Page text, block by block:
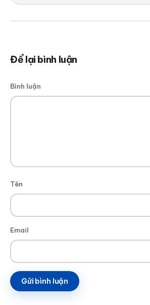
Để lại bình luận
Bình luận
Tên
Email